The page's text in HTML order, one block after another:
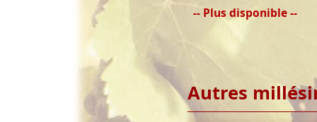
-- Plus disponible --
Autres